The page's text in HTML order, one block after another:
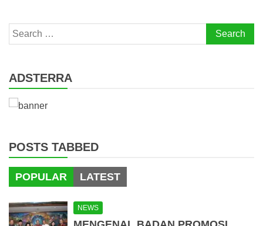
Search
for:
ADSTERRA
POSTS TABBED
POPULAR LATEST
NEWS